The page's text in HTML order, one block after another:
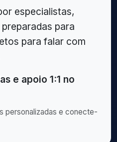
especialistas,
para
para falar com
e apoio 1:1 no
personalizadas e conecte-